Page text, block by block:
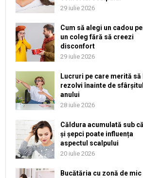
29 iulie 2026
Cum să alegi un cadou
un coleg fără să creezi
disconfort
29 iulie 2026
Lucruri pe care merită să
rezolvi înainte de sfârșitul
anului
28 iulie 2026
Căldura acumulată sub
și șepci poate influența
aspectul scalpului
20 iulie 2026
Bucătăria cu zonă de mic